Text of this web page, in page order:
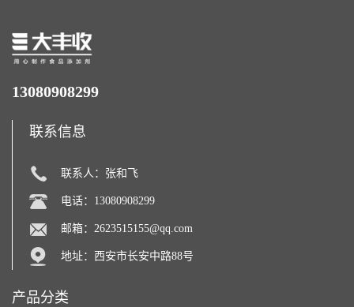
13080908299
联系信息
联系人：张和飞
电话：13080908299
邮箱： 2623515155@qq.com
地址：西安市长安中路88号
产品分类